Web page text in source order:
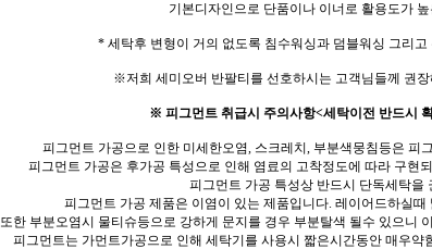
기본디자인으로 단품이나 이너로 활용도가
* 세탁후 변형이 거의 없도록 침수워싱과 덤블워싱 그리
※저희 세미오버 반팔티를 선호하시는 고객님들께 권
※ 피그먼트 취급시 주의사항<세탁이전 반드시
피그먼트 가공으로 인한 미세한오염, 스크레치, 부분색뭉침등은 피
피그먼트 가공은 후가공 특성으로 인해 염료의 고착정도에 따라 구현
피그먼트 가공 특성상 반드시 단독세탁을
피그먼트 가공 제품은 이염이 있는 제품입니다. 레이어드하실
또한 부분오염시 물티슈등으로 강하게 문지를 경우 부분탈색 될수 있으니
피그먼트는 가먼트가공으로 인해 세탁기를 사용시 짧은시간동안 매우약